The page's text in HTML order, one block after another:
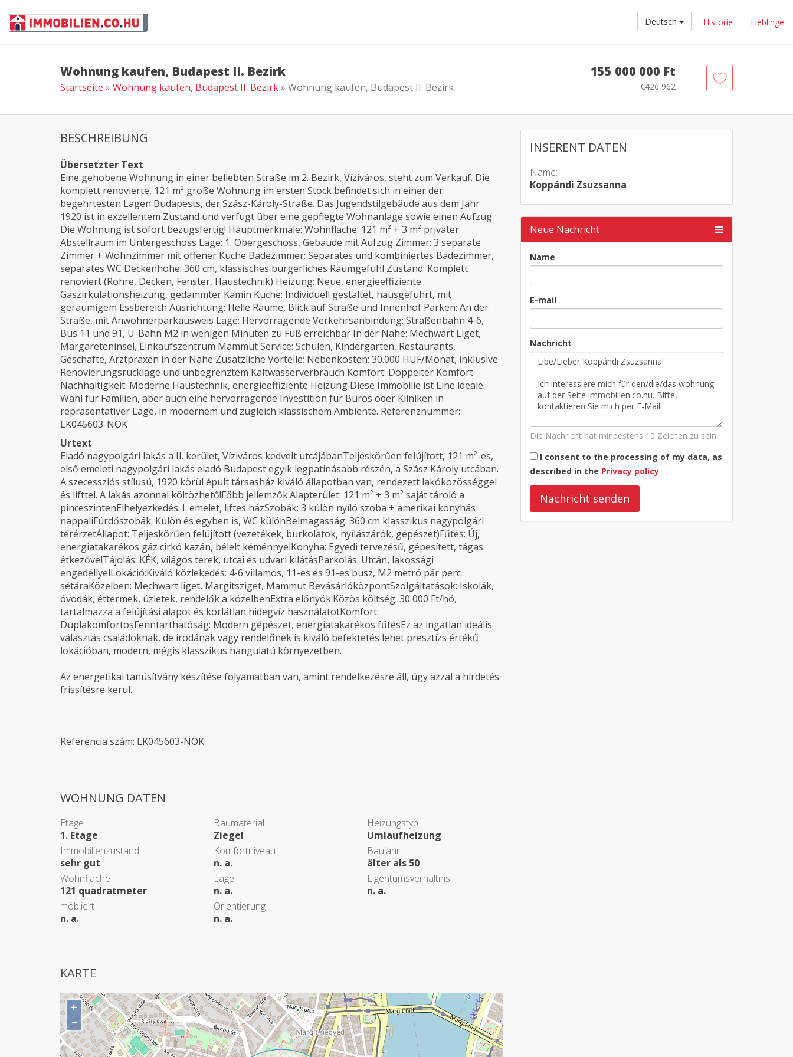
Deutsch Historie Lieblinge
Wohnung kaufen, Budapest II. Bezirk
Startseite » Wohnung kaufen, Budapest II. Bezirk» Wohnung kaufen, Budapest II. Bezirk
155 000 000 Ft
€426 962
INSERENT DATEN
Name:
Koppándi Zsuzsanna
Neue Nachricht
Name
E-mail
Nachricht
Die Nachricht hat mindestens 10 Zeichen zu sein.
I consent to the processing of my data, as
described in the Privacy policy
Nachricht senden
BESCHREIBUNG
Übersetzter Text
Eine gehobene Wohnung in einer beliebten Straße im 2. Bezirk, Víziváros, steht zum Verkauf. Die
komplett renovierte, 121 m² große Wohnung im ersten Stock befindet sich in einer der
begehrtesten Lagen Budapests, der Szász-Károly-Straße. Das Jugendstilgebäude aus dem Jahr
1920 ist in exzellentem Zustand und verfügt über eine gepflegte Wohnanlage sowie einen Aufzug.
Die Wohnung ist sofort bezugsfertig! Hauptmerkmale: Wohnfläche: 121 m² + 3 m² privater
Abstellraum im Untergeschoss Lage: 1. Obergeschoss, Gebäude mit Aufzug Zimmer: 3 separate
Zimmer + Wohnzimmer mit offener Küche Badezimmer: Separates und kombiniertes Badezimmer,
separates WC Deckenhöhe: 360 cm, klassisches bürgerliches Raumgefühl Zustand: Komplett
renoviert (Rohre, Decken, Fenster, Haustechnik) Heizung: Neue, energieeffiziente
Gaszirkulationsheizung, gedämmter Kamin Küche: Individuell gestaltet, hausgeführt, mit
geräumigem Essbereich Ausrichtung: Helle Räume, Blick auf Straße und Innenhof Parken: An der
Straße, mit Anwohnerparkausweis Lage: Hervorragende Verkehrsanbindung: Straßenbahn 4-6,
Bus 11 und 91, U-Bahn M2 in wenigen Minuten zu Fuß erreichbar In der Nähe: Mechwart Liget,
Margareteninsel, Einkaufszentrum Mammut Service: Schulen, Kindergärten, Restaurants,
Geschäfte, Arztpraxen in der Nähe Zusätzliche Vorteile: Nebenkosten: 30.000 HUF/Monat, inklusive
Renovierungsrücklage und unbegrenztem Kaltwasserverbrauch Komfort: Doppelter Komfort
Nachhaltigkeit: Moderne Haustechnik, energieeffiziente Heizung Diese Immobilie ist Eine ideale
Wahl für Familien, aber auch eine hervorragende Investition für Büros oder Kliniken in
repräsentativer Lage, in modernem und zugleich klassischem Ambiente. Referenznummer:
LK045603-NOK
Urtext
Eladó nagypolgári lakás a II. kerület, Víziváros kedvelt utcájábanTeljeskörűen felújított, 121 m²-es,
első emeleti nagypolgári lakás eladó Budapest egyik legpatinásabb részén, a Szász Károly utcában.
A szecessziós stílusú, 1920 körül épült társasház kiváló állapotban van, rendezett lakóközösséggel
és lifttel. A lakás azonnal költözhető!Főbb jellemzők:Alapterület: 121 m² + 3 m² saját tároló a
pinceszintenElhelyezkedés: I. emelet, liftes házSzobák: 3 külön nyíló szoba + amerikai konyhás
nappaliFürdőszobák: Külön és egyben is, WC különBelmagasság: 360 cm klasszikus nagypolgári
térérzetÁllapot: Teljeskörűen felújított (vezetékek, burkolatok, nyílászárók, gépészet)Fűtés: Új,
energiatakarékos gáz cirkó kazán, bélelt kéménnyelKonyha: Egyedi tervezésű, gépesített, tágas
étkezővelTájolás: KÉK, világos terek, utcai és udvari kilátásParkolás: Utcán, lakossági
engedéllyelLokáció:Kiváló közlekedés: 4-6 villamos, 11-es és 91-es busz, M2 metró pár perc
sétáraKözelben: Mechwart liget, Margitsziget, Mammut BevásárlóközpontSzolgáltatások: Iskolák,
óvodák, éttermek, üzletek, rendelők a közelbenExtra előnyök:Közös költség: 30 000 Ft/hó,
tartalmazza a felújítási alapot és korlátlan hidegvíz használatotKomfort:
DuplakomfortosFenntarthatóság: Modern gépészet, energiatakarékos fűtésEz az ingatlan ideális
választás családoknak, de irodának vagy rendelőnek is kiváló befektetés lehet presztízs értékű
lokációban, modern, mégis klasszikus hangulatú környezetben.
Az energetikai tanúsítvány készítése folyamatban van, amint rendelkezésre áll, úgy azzal a hirdetés
frissítésre kerül.
Referencia szám: LK045603-NOK
WOHNUNG DATEN
Etage
1. Etage
Baumaterial
Ziegel
Heizungstyp
Umlaufheizung
Immobilienzustand
sehr gut
Komfortniveau
n. a.
Baujahr
älter als 50
Wohnfläche
121 quadratmeter
Lage
n. a.
Eigentumsverhältnis
n. a.
möbliert
n. a.
Orientierung
n. a.
KARTE
+
−